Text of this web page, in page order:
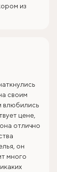
из
своим
влюбились
цене,
отлично
он
много